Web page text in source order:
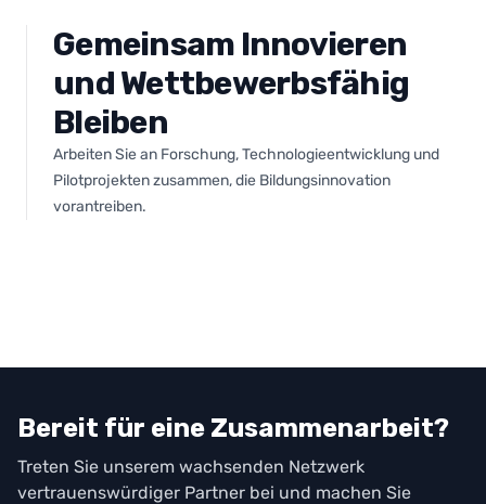
Arbeiten Sie an Forschung, Technologieentwicklung und
Pilotprojekten zusammen, die Bildungsinnovation
vorantreiben.
Gemeinsam Innovieren
und Wettbewerbsfähig
Bleiben
Bereit für eine Zusammenarbeit?
Treten Sie unserem wachsenden Netzwerk
vertrauenswürdiger Partner bei und machen Sie